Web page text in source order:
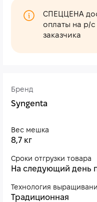
Бренд
Syngenta
Вес мешка
8,7 кг
Сроки отгрузки товара
На следующий день
Технология
Традиционная
СПЕЦЦЕНА
оплаты на р/с
заказчика